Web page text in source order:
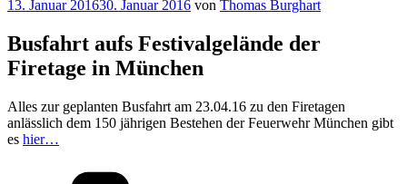
Veröffentlicht
13. Januar 201630. Januar 2016 von Thomas Burghart
Busfahrt aufs Festivalgelände der
Firetage in München
Alles zur geplanten Busfahrt am 23.04.16 zu den Firetagen
anlässlich dem 150 jährigen Bestehen der Feuerwehr München gibt
es hier…